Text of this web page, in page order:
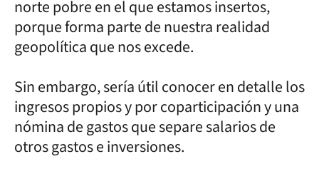
norte pobre en el que estamos insertos,
porque forma parte de nuestra realidad
geopolítica que nos excede.
Sin embargo, sería útil conocer en detalle los
ingresos propios y por coparticipación y una
nómina de gastos que separe salarios de
otros gastos e inversiones.